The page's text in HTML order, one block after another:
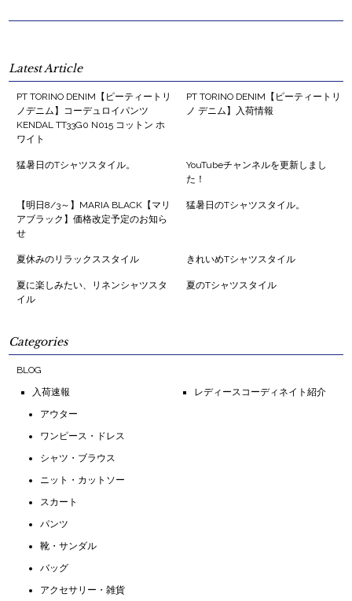
Latest Article
PT TORINO DENIM【ピーティートリ
ノデニム】コーデュロイパンツ
KENDAL TT33G0 N015 コットン ホ
ワイト
PT TORINO DENIM【ピーティートリ
ノ デニム】入荷情報
猛暑日のTシャツスタイル。
YouTubeチャンネルを更新しまし
た！
【明日8/3～】MARIA BLACK【マリ
アブラック】価格改定予定のお知ら
せ
猛暑日のTシャツスタイル。
夏休みのリラックススタイル きれいめTシャツスタイル
夏に楽しみたい、リネンシャツスタ
イル
夏のTシャツスタイル
Categories
BLOG
入荷速報
アウター
ワンピース・ドレス
シャツ・ブラウス
ニット・カットソー
スカート
パンツ
靴・サンダル
バッグ
アクセサリー・雑貨
レディースコーディネイト紹介